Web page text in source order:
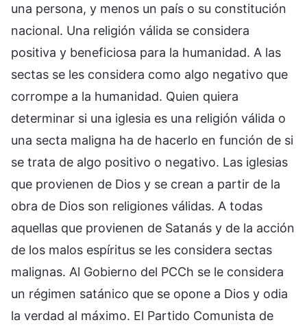
una persona, y menos un país o su constitución
nacional. Una religión válida se considera
positiva y beneficiosa para la humanidad. A las
sectas se les considera como algo negativo que
corrompe a la humanidad. Quien quiera
determinar si una iglesia es una religión válida o
una secta maligna ha de hacerlo en función de si
se trata de algo positivo o negativo. Las iglesias
que provienen de Dios y se crean a partir de la
obra de Dios son religiones válidas. A todas
aquellas que provienen de Satanás y de la acción
de los malos espíritus se les considera sectas
malignas. Al Gobierno del PCCh se le considera
un régimen satánico que se opone a Dios y odia
la verdad al máximo. El Partido Comunista de